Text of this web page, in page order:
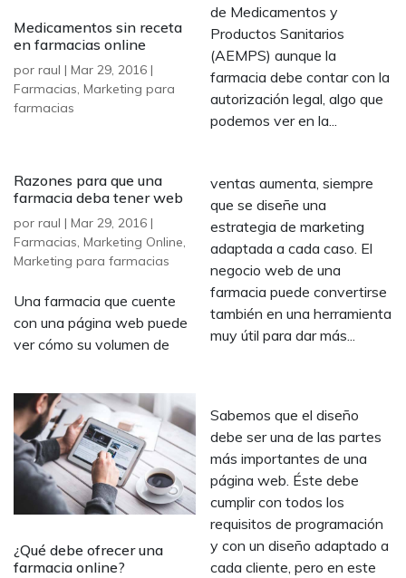
Medicamentos sin receta
en farmacias online
por raul | Mar 29, 2016 |
Farmacias Marketing para
farmacias
de Medicamentos y
Productos Sanitarios
(AEMPS) aunque la
farmacia debe contar con la
autorización legal, algo que
podemos ver en la...
Razones para que una
farmacia deba tener web
por raul | Mar 29, 2016 |
Farmacias Marketing Online
Marketing para farmacias
Una farmacia que cuente
con una página web puede
ver cómo su volumen de
ventas aumenta, siempre
que se diseñe una
estrategia de marketing
adaptada a cada caso. El
negocio web de una
farmacia puede convertirse
también en una herramienta
muy útil para dar más...
¿Qué debe ofrecer una
farmacia online?
Sabemos que el diseño
debe ser una de las partes
más importantes de una
página web. Éste debe
cumplir con todos los
requisitos de programación
y con un diseño adaptado a
cada cliente, pero en este